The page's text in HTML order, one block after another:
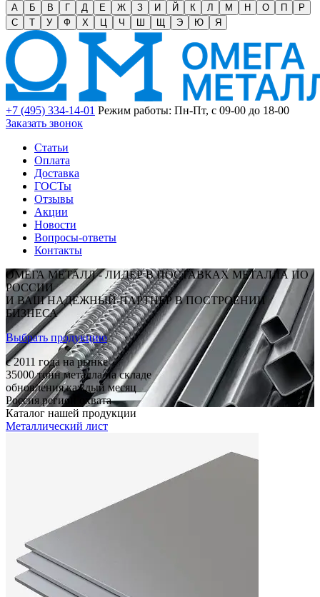
А Б В Г Д Е Ж З И Й К Л М Н О П
Р
С
Т У Ф Х Ц Ч Ш Щ Э Ю Я
+7 (495) 334-14-01 Режим работы: Пн-Пт, с 09-00 до 18-00
Заказать звонок
Статьи
Оплата
Доставка
ГОСТы
Отзывы
Акции
Новости
Вопросы-ответы
Контакты
ОМЕГА МЕТАЛЛ - ЛИДЕР В ПОСТАВКАХ МЕТАЛЛА ПО
РОССИИ
И ВАШ НАДЕЖНЫЙ ПАРТНЕР В ПОСТРОЕНИИ
БИЗНЕСА
Выбрать продукцию
c 2011 года на рынке
35000 тонн металла на складе
обновления каждый месяц
Россия регион охвата
Каталог нашей продукции
Металлический лист